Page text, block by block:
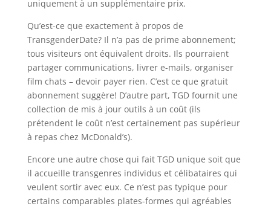
uniquement à un supplémentaire prix.
Qu’est-ce que exactement à propos de
TransgenderDate? Il n’a pas de prime abonnement;
tous visiteurs ont équivalent droits. Ils pourraient
partager communications, livrer e-mails, organiser
film chats – devoir payer rien. C’est ce que gratuit
abonnement suggère! D’autre part, TGD fournit une
collection de mis à jour outils à un coût (ils
prétendent le coût n’est certainement pas supérieur
à repas chez McDonald’s).
Encore une autre chose qui fait TGD unique soit que
il accueille transgenres individus et célibataires qui
veulent sortir avec eux. Ce n’est pas typique pour
certains comparables plates-formes qui agréables